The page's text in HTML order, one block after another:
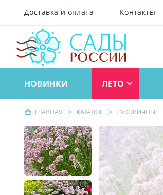
Доставка и оплата Контакты
НОВИНКИ ЛЕТО
ГЛАВНАЯ КАТАЛОГ ЛУКОВИЧНЫЕ